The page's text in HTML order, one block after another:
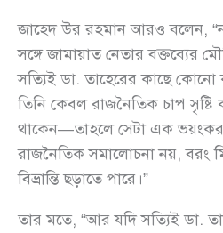
জাহেদ উর রহমান আরও বলেন,
সঙ্গে জামায়াত নেতার বক্তব্যের
সত্যিই ডা. তাহেরের কাছে
তিনি কেবল রাজনৈতিক চাপ
থাকেন—তাহলে সেটা এক ভয়ংকর
রাজনৈতিক সমালোচনা নয়, বরং
বিভ্রান্তি ছড়াতে পারে।”
তার মতে, “আর যদি সত্যিই ডা.